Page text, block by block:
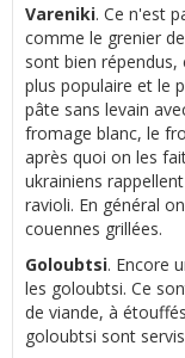
Vareniki. Ce n'est
comme le grenier
sont bien répendus,
plus populaire et le
pâte sans levain
fromage blanc, le
après quoi on les
ukrainiens
ravioli. En général
couennes grillées.
Goloubtsi. Encore
les goloubtsi. Ce
de viande, à
goloubtsi sont